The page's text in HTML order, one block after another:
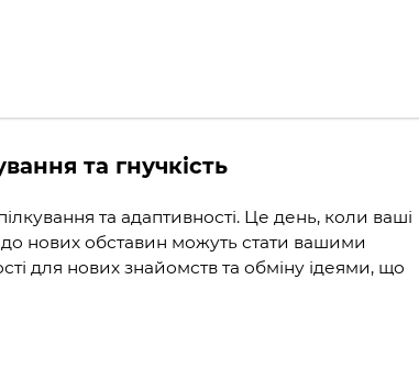
та гнучкість
та адаптивності. Це день, коли ваші
до нових обставин можуть стати вашими
для нових знайомств та обміну ідеями, що